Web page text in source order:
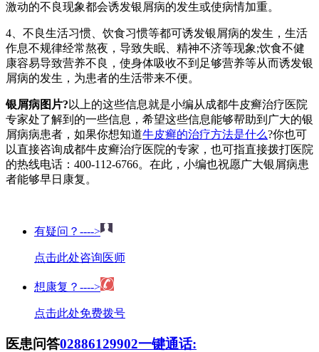
激动的不良现象都会诱发银屑病的发生或使病情加重。
4、不良生活习惯、饮食习惯等都可诱发银屑病的发生，生活
作息不规律经常熬夜，导致失眠、精神不济等现象;饮食不健
康容易导致营养不良，使身体吸收不到足够营养等从而诱发银
屑病的发生，为患者的生活带来不便。
银屑病图片? 以上的这些信息就是小编从成都牛皮癣治疗医院
专家处了解到的一些信息，希望这些信息能够帮助到广大的银
屑病病患者，如果你想知道牛皮癣的治疗方法是什么?你也可
以直接咨询成都牛皮癣治疗医院的专家，也可指直接拨打医院
的热线电话：400-112-6766。在此，小编也祝愿广大银屑病患
者能够早日康复。
有疑问？---->
点击此处咨询医师
想康复？---->
点击此处免费拨号
医患问答02886129902一键通话: